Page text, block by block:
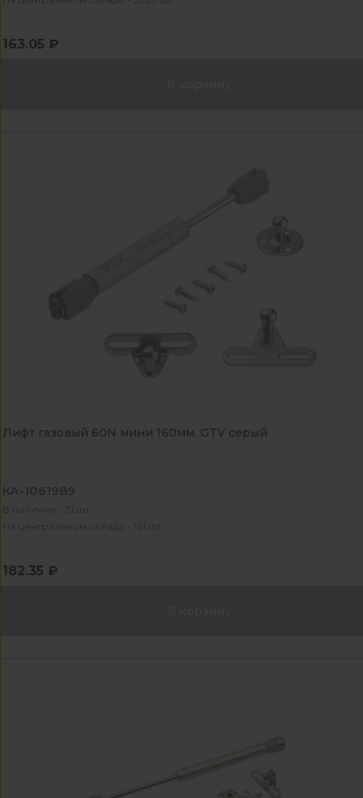
163.05 ₽
Лифт газовый 60N мини 160мм. GTV серый
КА-1061989
В наличии - 31 шт
На центральном складе - 161 шт
182.35 ₽